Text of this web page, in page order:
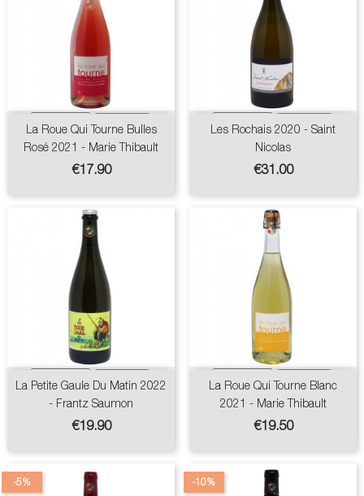
La Roue Qui Tourne Bulles
Rosé 2021 - Marie Thibault
Price
€17.90
Les Rochais 2020 - Saint
Nicolas
Price
€31.00
La Petite Gaule Du Matin 2022
- Frantz Saumon
Price
€19.90
La Roue Qui Tourne Blanc
2021 - Marie Thibault
Price
€19.50
-5% -10%